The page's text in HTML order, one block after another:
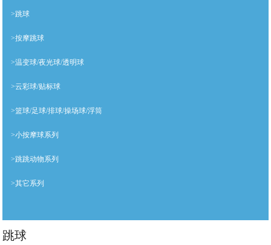
>跳球
>按摩跳球
>温变球/夜光球/透明球
>云彩球/贴标球
>篮球/足球/排球/操场球/浮筒
>小按摩球系列
>跳跳动物系列
>其它系列
跳球